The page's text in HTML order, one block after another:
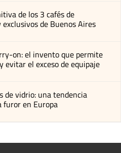
de los 3 cafés de
de Buenos Aires
on: el invento que permite
evitar el exceso de equipaje
de vidrio: una tendencia
furor en Europa